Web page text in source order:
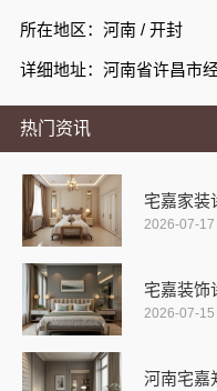
所在地区：河南 / 开封
热门资讯
宅嘉家装
2026-07-
宅嘉装饰
2026-07-
河南宅嘉